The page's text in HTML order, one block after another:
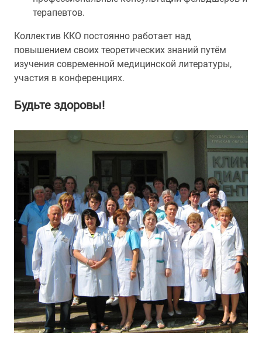
терапевтов.
Коллектив ККО постоянно работает над
повышением своих теоретических знаний путём
изучения современной медицинской литературы,
участия в конференциях.
Будьте здоровы!